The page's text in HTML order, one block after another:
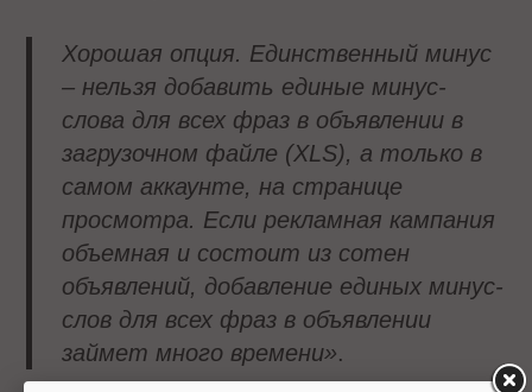
Хорошая опция. Единственный минус
– нельзя добавить единые минус-
слова для всех фраз в объявлении в
загрузочном файле (XLS), а только в
самом аккаунте, на странице
просмотра. Если рекламная кампания
объемная и состоит из сотен
объявлений, добавление единых минус-
слов для всех фраз в объявлении
займет много времени».